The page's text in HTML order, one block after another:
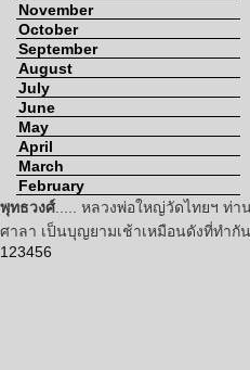
November
October
September
August
July
June
May
April
March
February
พุทธวงศ์..... หลวงพ่อใหญ่วัดไทยฯ ท่า
ศาลา เป็นบุญยามเช้าเหมือนดังที่ทำกั
1 23456